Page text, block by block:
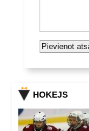
HOKEJS